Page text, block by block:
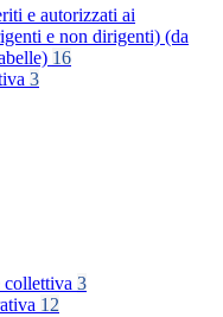
e autorizzati ai
e non dirigenti) (da
16
3
collettiva 3
12